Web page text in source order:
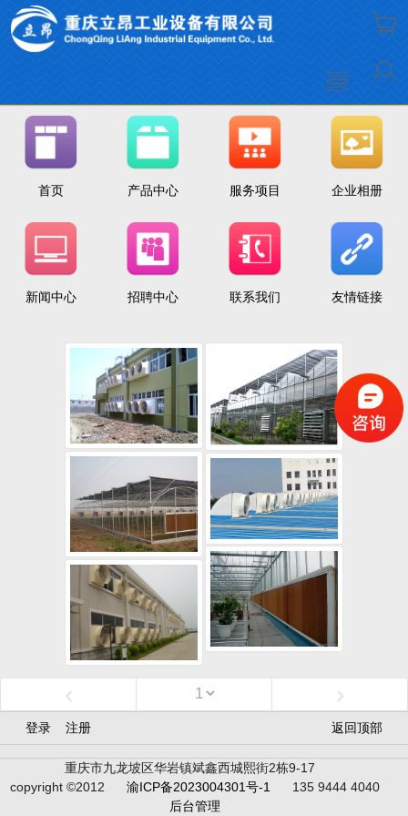
首页 产品中心 服务项目 企业相册
新闻中心 招聘中心 联系我们 友情链接
‹ ›
登录 注册 返回顶部
重庆市九龙坡区华岩镇斌鑫西城熙街2栋9-17
copyright ©2012
渝ICP备2023004301号-1
135 9444 4040
后台管理